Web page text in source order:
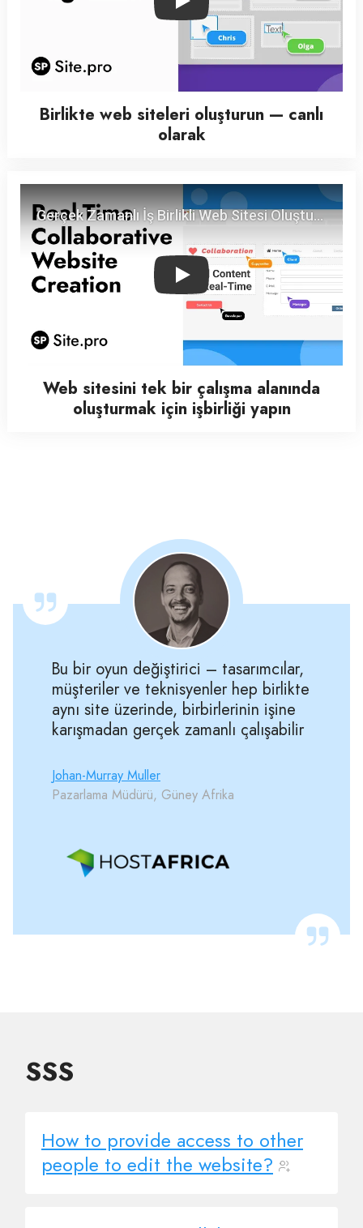
Play
Birlikte web siteleri oluşturun — canlı
olarak
Play
Web sitesini tek bir çalışma alanında
oluşturmak için işbirliği yapın
Bu bir oyun değiştirici – tasarımcılar,
müşteriler ve teknisyenler hep birlikte
aynı site üzerinde, birbirlerinin işine
karışmadan gerçek zamanlı çalışabilir
Johan-Murray Muller
Pazarlama Müdürü, Güney Afrika
SSS
How to provide access to other
people to edit the website?